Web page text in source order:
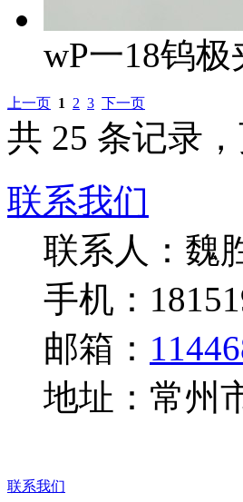
wP一18钨极
上一页 1 2 3 下一页
共 25 条记录
联系我们
联系人：魏
手机：
邮箱：
地址：常州
联系我们